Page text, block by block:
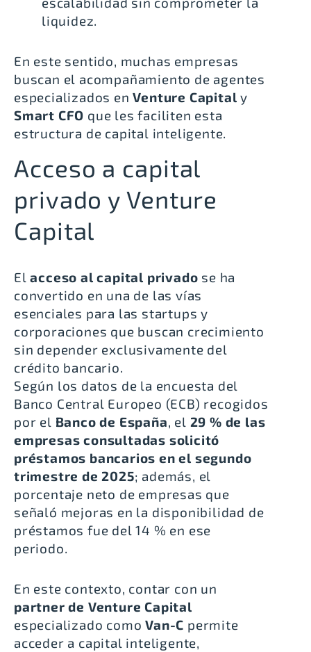
liquidez.
En este sentido, muchas empresas
buscan el acompañamiento de agentes
especializados enVenture Capital y
Smart CFO que les faciliten esta
estructura de capital inteligente.
Acceso a capital
privado y Venture
Capital
Elacceso al capital privado se ha
convertido en una de las vías
esenciales para las startups y
corporaciones que buscan crecimiento
sin depender exclusivamente del
crédito bancario.
Según los datos de la encuesta del
Banco Central Europeo (ECB) recogidos
por el Banco de España, el 29 % de las
empresas consultadas solicitó
préstamos bancarios en el segundo
trimestre de 2025; además, el
porcentaje neto de empresas que
señaló mejoras en la disponibilidad de
préstamos fue del 14 % en ese
periodo.
En este contexto, contar con un
partner de Venture Capital
especializado comoVan-C permite
acceder a capital inteligente,